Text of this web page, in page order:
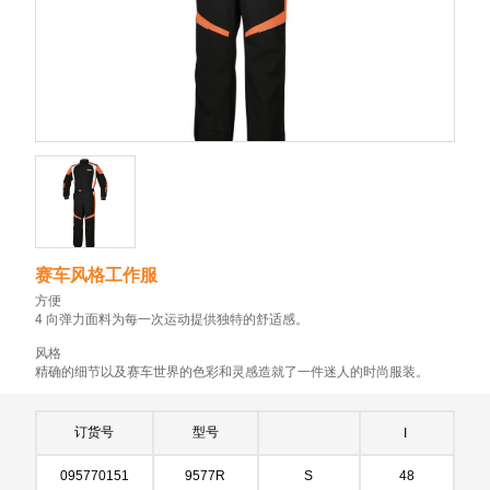
赛车风格工作服
方便
4 向弹力面料为每一次运动提供独特的舒适感。
风格
精确的细节以及赛车世界的色彩和灵感造就了一件迷人的时尚服装。
订货号 型号
095770151 9577R S 48